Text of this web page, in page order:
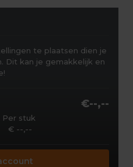
te plaatsen dien je
Dit kan je gemakkelijk en
€--,--
Per stuk
€ --,--